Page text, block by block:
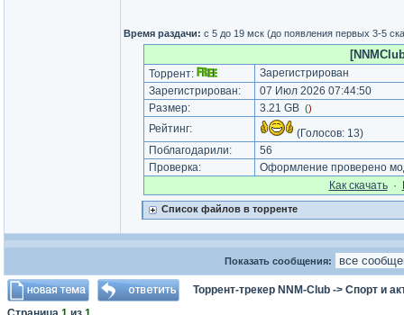
Время раздачи: c 5 до 19 мск (до появления первых 3-5
Торрент:
Зарегистрирован
Зарегистрирован:
07 Июл 2026 07:44:50
Размер:
3.21 GB ()
Рейтинг: (Голосов: 13)
Поблагодарили:
56
Проверка:
Оформление проверено
Как cкачать·
Список файлов в торренте
Показать сообщения:
Торрент-трекер NNM-Club -> Спорт и